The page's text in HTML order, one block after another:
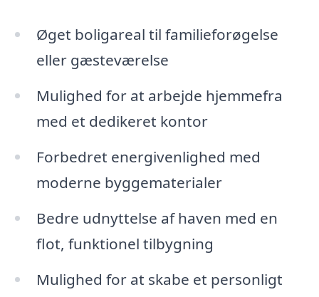
Øget boligareal til familieforøgelse
eller gæsteværelse
Mulighed for at arbejde hjemmefra
med et dedikeret kontor
Forbedret energivenlighed med
moderne byggematerialer
Bedre udnyttelse af haven med en
flot, funktionel tilbygning
Mulighed for at skabe et personligt